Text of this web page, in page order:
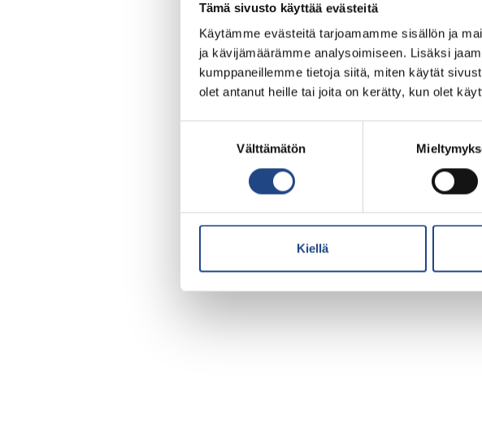
Tämä sivusto käyttää evästeitä
Käytämme evästeitä tarjoamamme sisällön ja
ja kävijämäärämme analysoimiseen. Lisäksi
kumppaneillemme tietoja siitä, miten käytät
olet antanut heille tai joita on kerätty, kun olet
Välttämätön
Kiellä